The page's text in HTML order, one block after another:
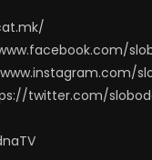
www.instagram.com/
twitter.com/